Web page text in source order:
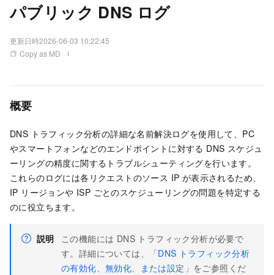
パブリック DNS ログ
更新日時2026-06-03 10:22:45
Copy as MD
概要
DNS トラフィック分析の詳細な名前解決ログを使用して、PC
やスマートフォンなどのエンドポイントに対する DNS スケジュ
ーリングの精度に関するトラブルシューティングを行います。
これらのログには各リクエストのソース IP が表示されるため、
IP リージョンや ISP ごとのスケジューリングの問題を特定する
のに役立ちます。
説明
この機能には DNS トラフィック分析が必要で
す。詳細については、「DNS トラフィック分析
の有効化、無効化、または設定 」をご参照くだ